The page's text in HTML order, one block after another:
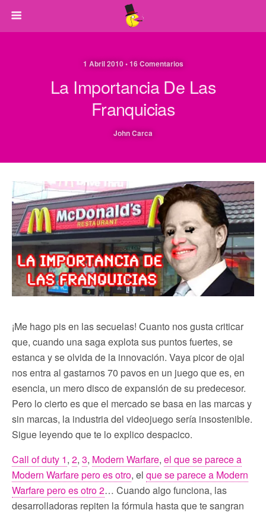
1 Abril 2010 • 16 Comentarios
La Importancia De Las
Franquicias
John Carca
¡Me hago pis en las secuelas! Cuanto nos gusta criticar
que, cuando una saga explota sus puntos fuertes, se
estanca y se olvida de la innovación. Vaya picor de ojal
nos entra al gastarnos 70 pavos en un juego que es, en
esencia, un mero disco de expansión de su predecesor.
Pero lo cierto es que el mercado se basa en las marcas y
sin marcas, la industria del videojuego sería insostenible.
Sigue leyendo que te lo explico despacico.
Call of duty 1, 2, 3, Modern Warfare, el que se parece a
Modern Warfare pero es otro, el que se parece a Modern
Warfare pero es otro 2… Cuando algo funciona, las
desarrolladoras repiten la fórmula hasta que te sangran